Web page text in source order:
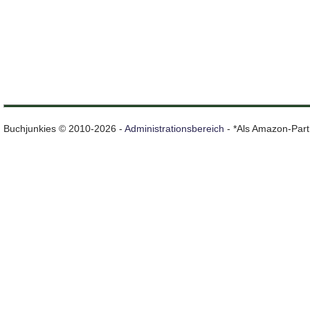
Buchjunkies © 2010-2026 - Administrationsbereich - *Als Amazon-